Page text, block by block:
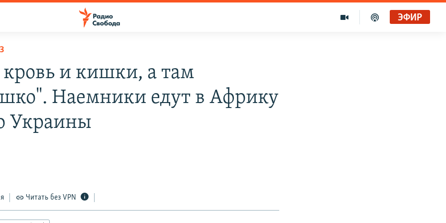
ЭФИР
кровь и кишки, а там
Наемники едут в Африку
Украины
Читать без VPN